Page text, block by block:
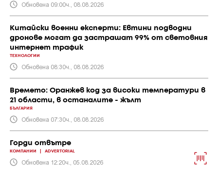
Обновена 09:00ч., 08.08.2026
Китайски военни експерти: Евтини подводни
дронове могат да застрашат 99% от световния
интернет трафик
ТЕХНОЛОГИИ
Обновена 08:30ч., 08.08.2026
Времето: Оранжев код за високи температури в
21 области, в останалите - жълт
БЪЛГАРИЯ
Обновена 07:30ч., 08.08.2026
Горди отвътре
КОМПАНИИ ADVERTORIAL
Обновена 12:20ч., 05.08.2026